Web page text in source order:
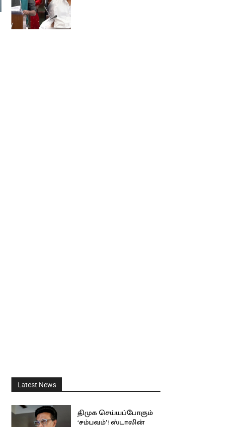
Latest News
திமுக செய்யப்போகும்
‘சம்பவம்’! ஸ்டாலின்